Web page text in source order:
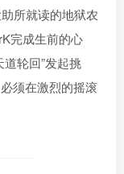
所就读的地狱农
完成生前的心
轮回”发起挑
须在激烈的摇滚